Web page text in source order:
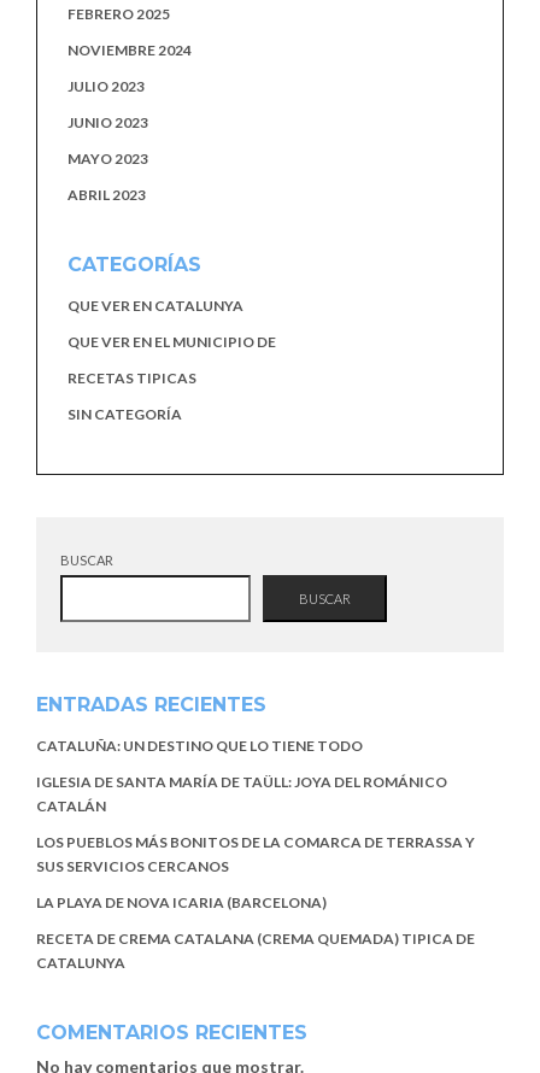
FEBRERO 2025
NOVIEMBRE 2024
JULIO 2023
JUNIO 2023
MAYO 2023
ABRIL 2023
CATEGORÍAS
QUE VER EN CATALUNYA
QUE VER EN EL MUNICIPIO DE
RECETAS TIPICAS
SIN CATEGORÍA
BUSCAR
BUSCAR
ENTRADAS RECIENTES
CATALUÑA: UN DESTINO QUE LO TIENE TODO
IGLESIA DE SANTA MARÍA DE TAÜLL: JOYA DEL ROMÁNICO
CATALÁN
LOS PUEBLOS MÁS BONITOS DE LA COMARCA DE TERRASSA Y
SUS SERVICIOS CERCANOS
LA PLAYA DE NOVA ICARIA (BARCELONA)
RECETA DE CREMA CATALANA (CREMA QUEMADA) TIPICA DE
CATALUNYA
COMENTARIOS RECIENTES
No hay comentarios que mostrar.